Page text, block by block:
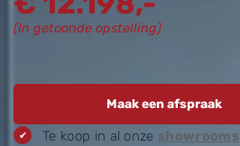
(In getoonde opstelling)
Maak een afspraak
Te koop in al onze showrooms